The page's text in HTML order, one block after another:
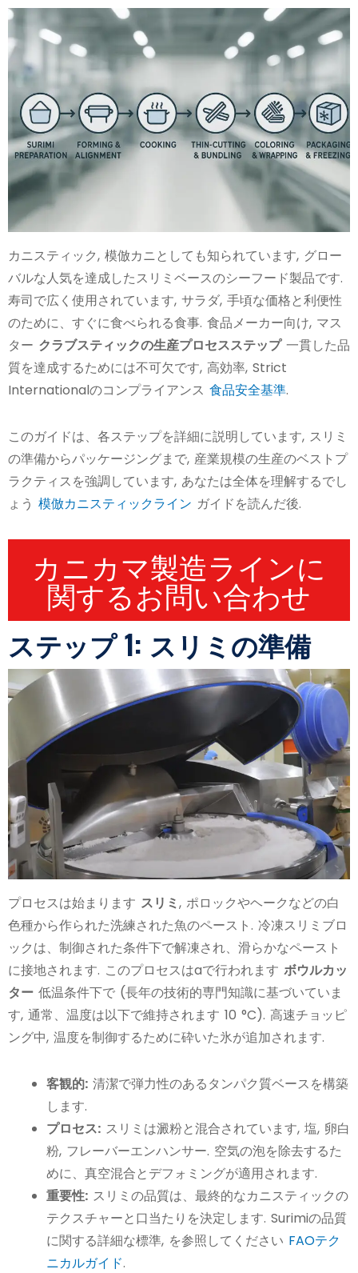
カニスティック, 模倣カニとしても知られています, グロー
バルな人気を達成したスリミベースのシーフード製品です.
寿司で広く使用されています, サラダ, 手頃な価格と利便性
のために、すぐに食べられる食事. 食品メーカー向け, マス
ター クラブスティックの生産プロセスステップ一貫した品
質を達成するためには不可欠です, 高効率, Strict
Internationalのコンプライアンス 食品安全基準.
このガイドは、各ステップを詳細に説明しています, スリミ
の準備からパッケージングまで, 産業規模の生産のベストプ
ラクティスを強調しています, あなたは全体を理解するでし
ょう 模倣カニスティックライン ガイドを読んだ後.
カニカマ製造ラインに
関するお問い合わせ
ステップ 1: スリミの準備
プロセスは始まります スリミ, ポロックやヘークなどの白
色種から作られた洗練された魚のペースト. 冷凍スリミブロ
ックは、制御された条件下で解凍され、滑らかなペースト
に接地されます. このプロセスはaで行われます ボウルカッ
ター 低温条件下で (長年の技術的専門知識に基づいていま
す, 通常、温度は以下で維持されます 10 °C). 高速チョッピ
ング中, 温度を制御するために砕いた氷が追加されます.
客観的: 清潔で弾力性のあるタンパク質ベースを構築
します.
プロセス: スリミは澱粉と混合されています, 塩, 卵白
粉, フレーバーエンハンサー. 空気の泡を除去するた
めに、真空混合とデフォミングが適用されます.
重要性: スリミの品質は、最終的なカニスティックの
テクスチャーと口当たりを決定します. Surimiの品質
に関する詳細な標準, を参照してください FAOテク
ニカルガイド.